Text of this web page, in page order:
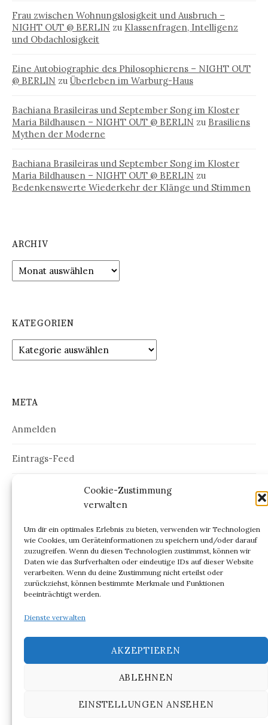
Cookie-Zustimmung
verwalten
Um dir ein optimales Erlebnis zu bieten, verwenden wir Technologien
wie Cookies, um Geräteinformationen zu speichern und/oder darauf
zuzugreifen. Wenn du diesen Technologien zustimmst, können wir
Daten wie das Surfverhalten oder eindeutige IDs auf dieser Website
verarbeiten. Wenn du deine Zustimmung nicht erteilst oder
zurückziehst, können bestimmte Merkmale und Funktionen
beeinträchtigt werden.
Dienste verwalten
AKZEPTIEREN
ABLEHNEN
EINSTELLUNGEN ANSEHEN
Frau zwischen Wohnungslosigkeit und Ausbruch –
NIGHT OUT @ BERLIN zu Klassenfragen, Intelligenz
und Obdachlosigkeit
Eine Autobiographie des Philosophierens – NIGHT OUT
@ BERLIN zu Überleben im Warburg-Haus
Bachiana Brasileiras und September Song im Kloster
Maria Bildhausen – NIGHT OUT @ BERLIN zu Brasiliens
Mythen der Moderne
Bachiana Brasileiras und September Song im Kloster
Maria Bildhausen – NIGHT OUT @ BERLIN zu
Bedenkenswerte Wiederkehr der Klänge und Stimmen
ARCHIV
Archiv
KATEGORIEN
Kategorien
META
Anmelden
Eintrags-Feed
Kommentar-Feed
ARCHIV
Archiv
© 2026NIGHT OUT @ BERLIN